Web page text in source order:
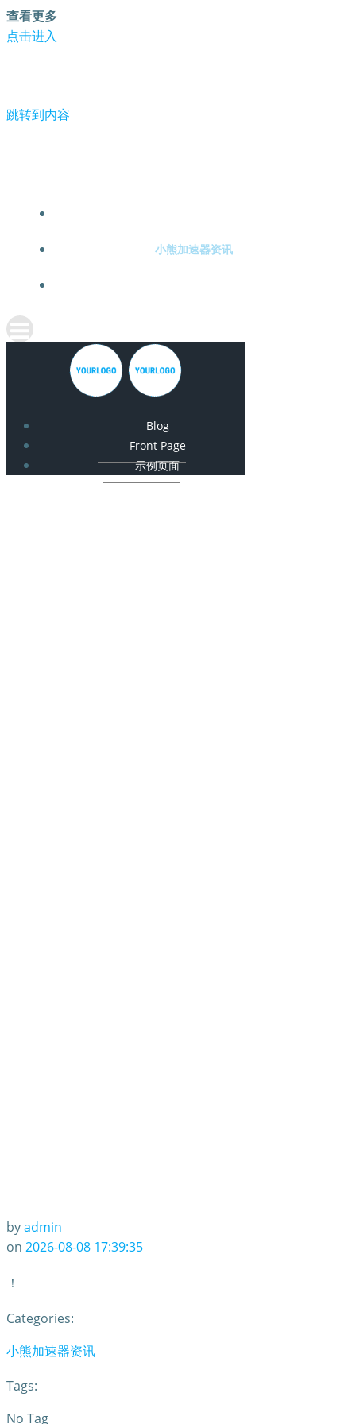
查看更多
点击进入
跳转到内容
小熊加速器资讯
Blog
Front Page
示例页面
byadmin
on 2026-08-08 17:39:35
！
Categories:
小熊加速器资讯
Tags:
No Tag